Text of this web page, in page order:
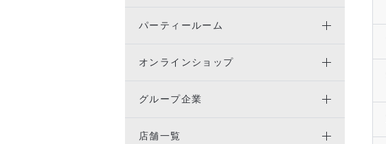
パーティールーム
オンラインショップ
グループ企業
店舗一覧